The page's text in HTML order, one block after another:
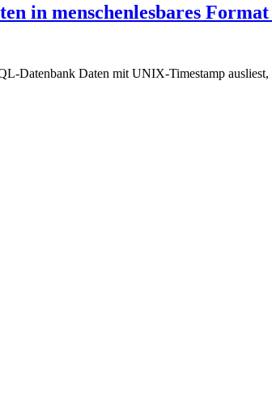
in menschenlesbares
Datenbank Daten mit UNIX-Timestamp ausliest,